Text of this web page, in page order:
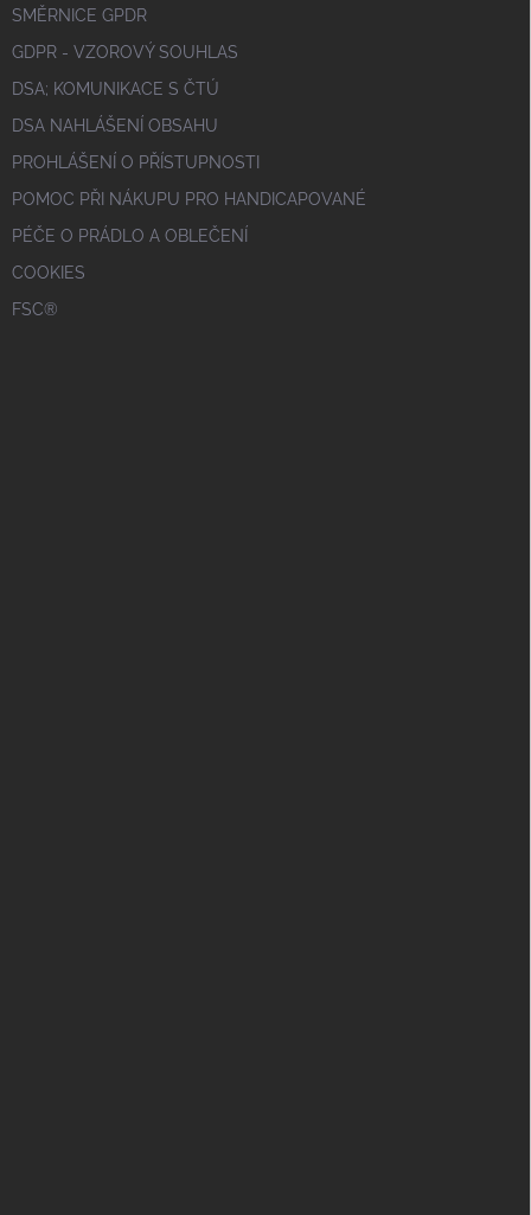
SMĚRNICE GPDR
GDPR - VZOROVÝ SOUHLAS
DSA; KOMUNIKACE S ČTÚ
DSA NAHLÁŠENÍ OBSAHU
PROHLÁŠENÍ O PŘÍSTUPNOSTI
POMOC PŘI NÁKUPU PRO HANDICAPOVANÉ
PÉČE O PRÁDLO A OBLEČENÍ
COOKIES
FSC®